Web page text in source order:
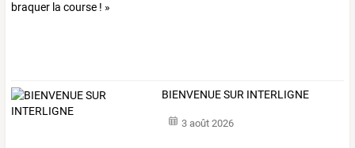
BIENVENUE SUR INTERLIGNE
3 août 2026